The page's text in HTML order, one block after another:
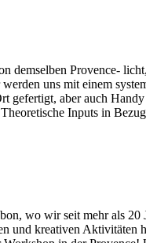
demselben Provence-
uns mit einem
gefertigt, aber auch
Inputs in
wo wir seit mehr als
und kreativen Aktivitäten